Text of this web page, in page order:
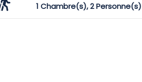
1 Chambre(s),2Personne(s)